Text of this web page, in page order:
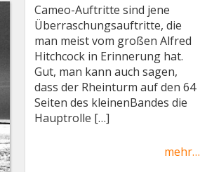
Cameo-Auftritte sind jene
Überraschungsauftritte, die
man meist vom großen Alfred
Hitchcock in Erinnerung hat.
Gut, man kann auch sagen,
dass der Rheinturm auf den 64
Seiten des kleinenBandes die
Hauptrolle […]
mehr…